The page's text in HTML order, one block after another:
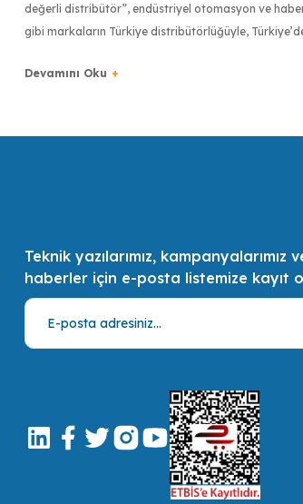
değerli distribütör”, endüstriyel otomasyon ve
gibi markaların Türkiye distribütörlüğüyle,
Türkiye bilişim sektörünün ilk 500 bilişim
Teknik yazılarımız, kampanyalarımız
haberler için e-posta listemize kayıt